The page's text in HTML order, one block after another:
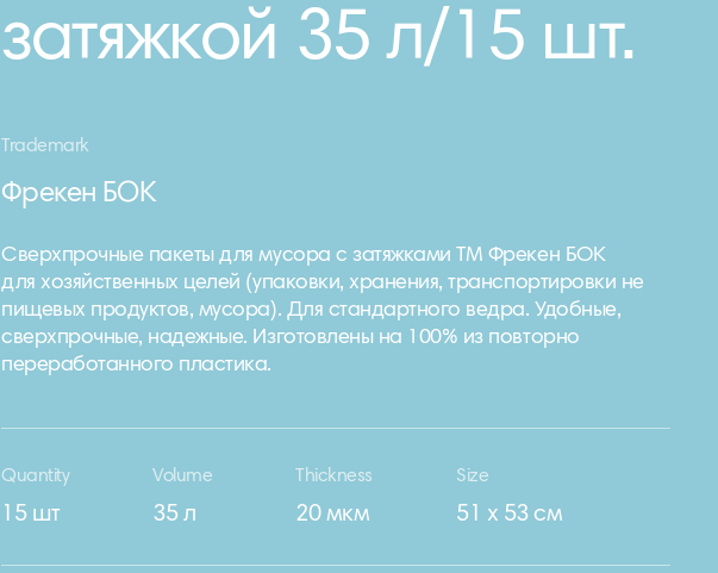
затяжкой 35 л/15 шт.
Trademark
Фрекен БОК
Сверхпрочные пакеты для мусора с затяжками ТМ Фрекен БОК
для хозяйственных целей (упаковки, хранения, транспортировки не
пищевых продуктов, мусора). Для стандартного ведра. Удобные,
сверхпрочные, надежные. Изготовлены на 100% из повторно
переработанного пластика.
Quantity
15 шт
Volume
35 л
Thickness
20 мкм
Size
51 х 53 см